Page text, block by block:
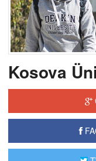
Kosova